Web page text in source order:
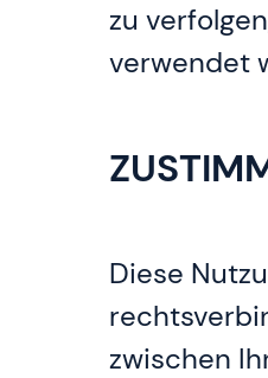
zu
verwendet
Diese
zwischen